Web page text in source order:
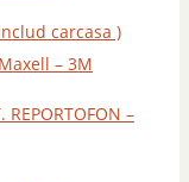
carcasa )
– 3M
REPORTOFON –